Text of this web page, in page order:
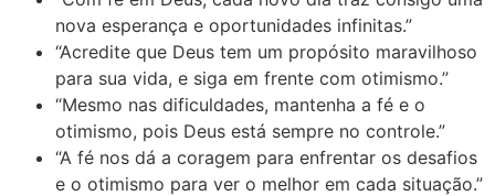
nova esperança e oportunidades infinitas.”
“Acredite que Deus tem um propósito maravilhoso
para sua vida, e siga em frente com otimismo.”
“Mesmo nas dificuldades, mantenha a fé e o
otimismo, pois Deus está sempre no controle.”
“A fé nos dá a coragem para enfrentar os desafios
e o otimismo para ver o melhor em cada situação.”